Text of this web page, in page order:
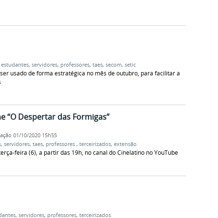
estudantes, servidores, professores, taes, secom, setic
usado de forma estratégica no mês de outubro, para facilitar a
“O Despertar das Formigas”
01/10/2020 15h55
, servidores, taes, professores , terceirizados, extensão
feira (6), a partir das 19h, no canal do Cinelatino no YouTube
, servidores, professores, terceirizados